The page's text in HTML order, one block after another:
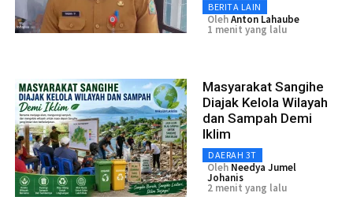
BERITA LAIN
OlehAnton Lahaube
1 menit yang lalu
Masyarakat Sangihe
Diajak Kelola Wilayah
dan Sampah Demi
Iklim
DAERAH 3T
Oleh Needya Jumel
Johanis
2 menit yang lalu